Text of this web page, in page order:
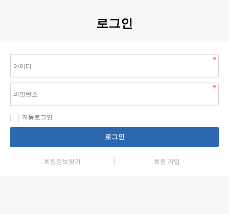
로그인
자동로그인
로그인
회원정보찾기 회원 가입